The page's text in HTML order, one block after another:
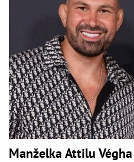
Manželka Attilu